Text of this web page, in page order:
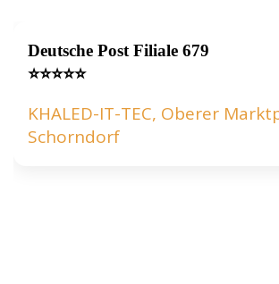
Deutsche Post Filiale 679
⭐⭐⭐⭐⭐
KHALED-IT-TEC, Oberer
Schorndorf